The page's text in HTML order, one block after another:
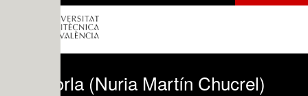
(Nuria Martín Chucrel)